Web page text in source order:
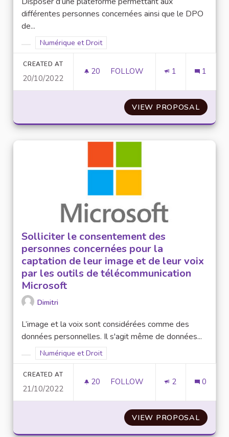
différentes personnes concernées ainsi que le DPO
de...
Filter results for category:
Filter results for scope: Numérique et Droit
Numérique et Droit
CREATED AT
20/10/2022
20 20 FOLLOWERS
FOLLOW 1 1
VIEW PROPOSAL
Solliciter le consentement des
personnes concernées pour la
captation de leur image et de leur voix
par les outils de télécommunication
Microsoft
Dimitri
L’image et la voix sont considérées comme des
données personnelles. Il s'agit même de données...
Filter results for category:
Filter results for scope: Numérique et Droit
Numérique et Droit
CREATED AT
21/10/2022
20 20 FOLLOWERS
FOLLOW 2 0
VIEW PROPOSAL